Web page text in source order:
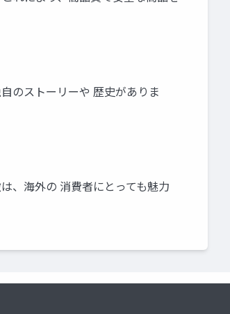
のストーリーや 歴史がありま
、海外の 消費者にとっても魅力